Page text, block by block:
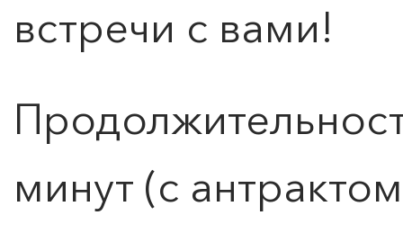
встречи с вами!
минут (с